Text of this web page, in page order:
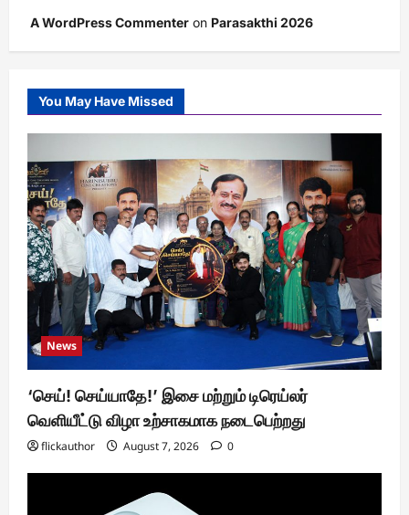
A WordPress Commenter on Parasakthi 2026
You May Have Missed
News
‘செய்! செய்யாதே!’ இசை மற்றும் டிரெய்லர்
வெளியீட்டு விழா உற்சாகமாக நடைபெற்றது
flickauthor August 7, 2026 0